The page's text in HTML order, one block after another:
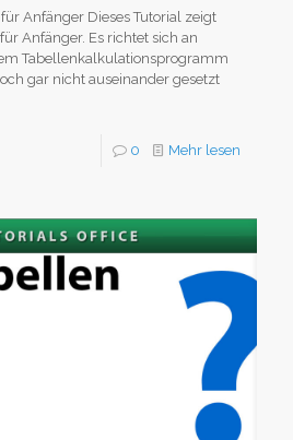
Anfänger Dieses Tutorial zeigt
Anfänger. Es richtet sich an
Tabellenkalkulationsprogramm
gar nicht auseinander gesetzt
0 Mehr lesen